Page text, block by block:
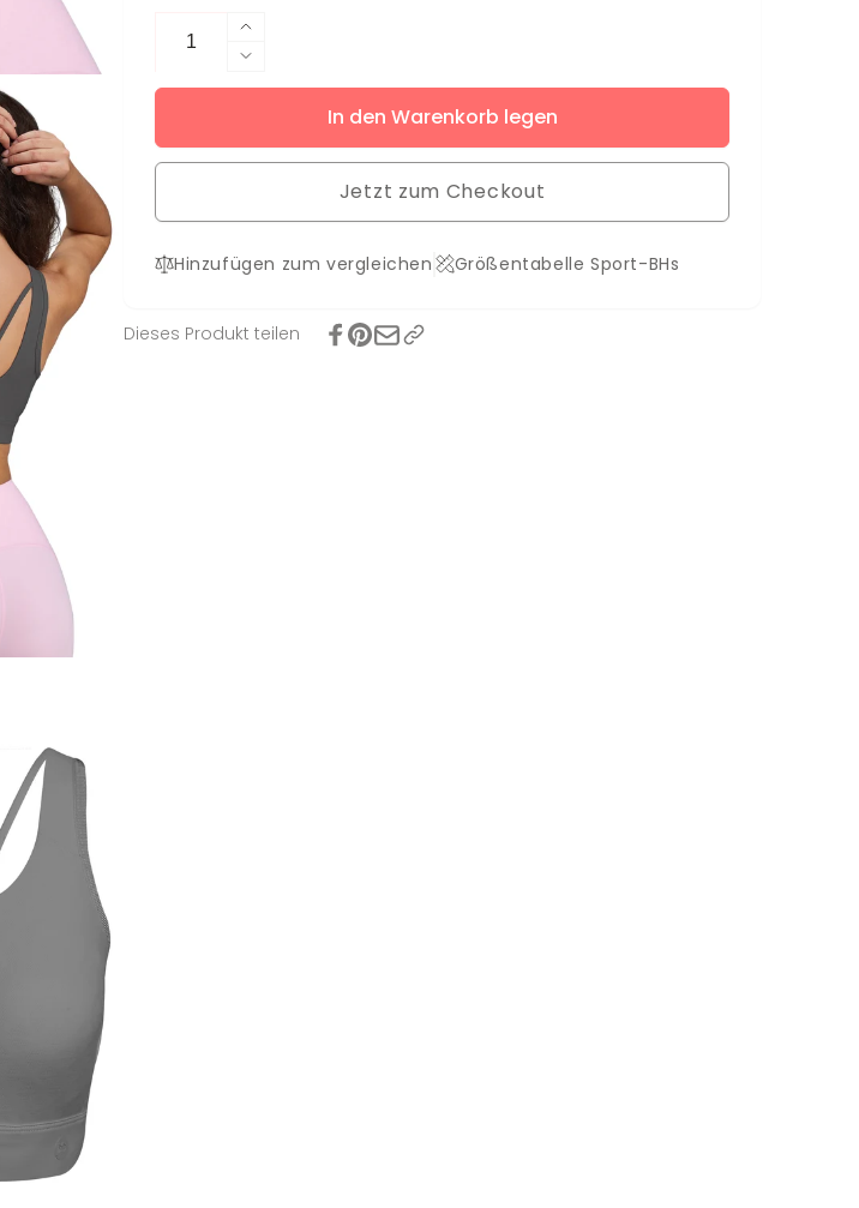
Erhöhe
die
Menge
BH
Verringere
die
für
Sport-
Vivi
In den Warenkorb legen
Jetzt zum Checkout
Hinzufügen zum vergleichen Größentabelle Sport-BHs
Dieses Produkt teilen